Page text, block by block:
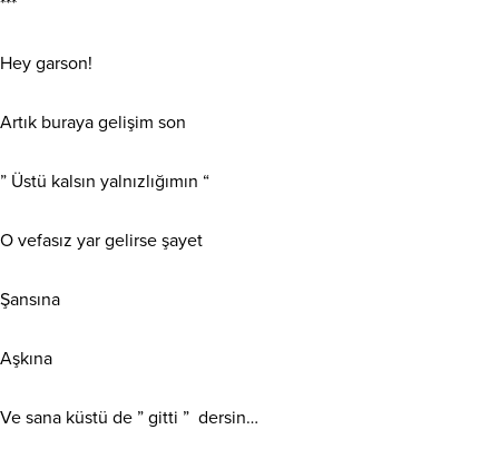
***
Hey garson!
Artık buraya gelişim son
” Üstü kalsın yalnızlığımın “
O vefasız yar gelirse şayet
Şansına
Aşkına
Ve sana küstü de ” gitti ” dersin…